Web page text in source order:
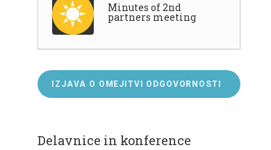
Minutes of 2nd
partners meeting
IZJAVA O OMEJITVI ODGOVORNOSTI
Delavnice in konference